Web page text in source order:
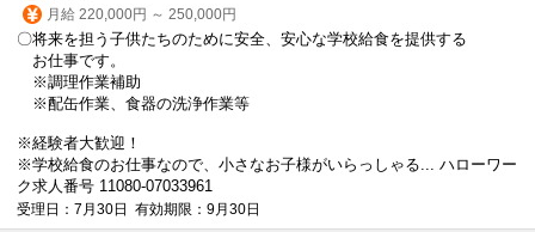
月給 220,000円 ～ 250,000円
〇将来を担う子供たちのために安全、安心な学校給食を提供する
お仕事です。
※調理作業補助
※配缶作業、食器の洗浄作業等
※経験者大歓迎！
※学校給食のお仕事なので、小さなお子様がいらっしゃる... ハローワー
ク求人番号 11080-07033961
受理日：7月30日 有効期限：9月30日